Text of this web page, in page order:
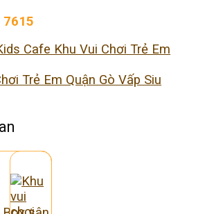
7615
Cafe Khu Vui Chơi Trẻ Em
Trẻ Em Quận Gò Vấp Siu